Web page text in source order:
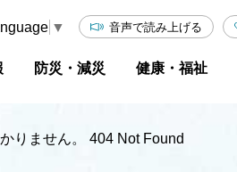
▼ 音声で読み上げる
防災・減災 健康・福祉
りません。 404 Not Found